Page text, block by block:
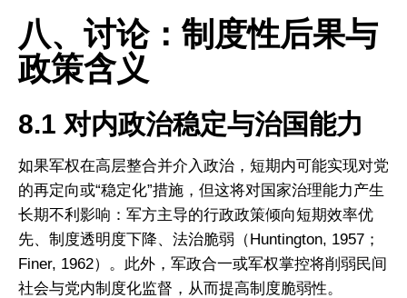
八、讨论：制度性后果与
政策含义
8.1 对内政治稳定与治国能力
如果军权在高层整合并介入政治，短期内可能实现对党
的再定向或“稳定化”措施，但这将对国家治理能力产生
长期不利影响：军方主导的行政政策倾向短期效率优
先、制度透明度下降、法治脆弱（Huntington, 1957；
Finer, 1962）。此外，军政合一或军权掌控将削弱民间
社会与党内制度化监督，从而提高制度脆弱性。